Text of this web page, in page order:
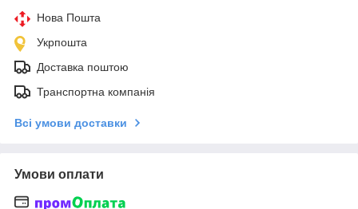
Нова Пошта
Укрпошта
Доставка поштою
Транспортна компанія
Всі умови доставки
Умови оплати